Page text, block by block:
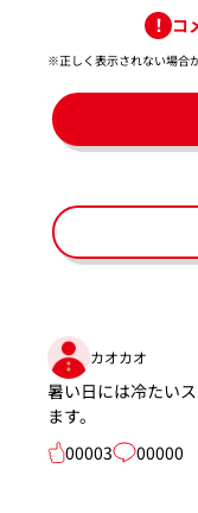
コ
※正しく表示されない場合
カオカオ
暑い日には冷たい
ます。
00003
00000